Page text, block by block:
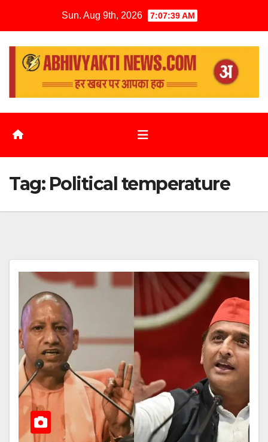
Sun. Aug 9th, 2026 7:07:39 AM
Tag: Political temperature